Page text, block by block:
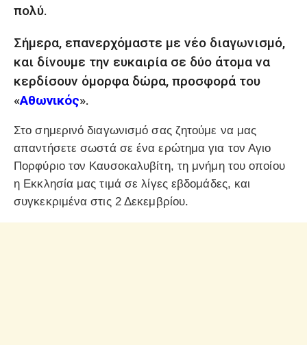
πολύ.
Σήμερα, επανερχόμαστε με νέο διαγωνισμό,
και δίνουμε την ευκαιρία σε δύο άτομα να
κερδίσουν όμορφα δώρα, προσφορά του
«Αθωνικός».
Στο σημερινό διαγωνισμό σας ζητούμε να μας
απαντήσετε σωστά σε ένα ερώτημα για τον Αγιο
Πορφύριο τον Καυσοκαλυβίτη, τη μνήμη του οποίου
η Εκκλησία μας τιμά σε λίγες εβδομάδες, και
συγκεκριμένα στις 2 Δεκεμβρίου.